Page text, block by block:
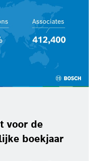
voor de
boekjaar